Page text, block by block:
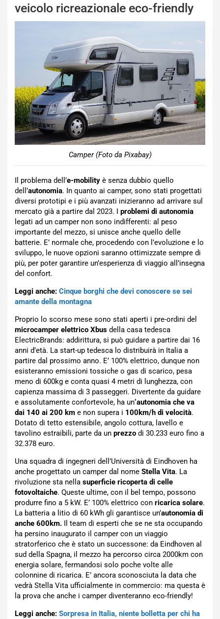
veicolo ricreazionale eco-friendly
Camper (Foto da Pixabay)
Il problema dell’e-mobility è senza dubbio quello
dell’autonomia. In quanto ai camper, sono stati progettati
diversi prototipi e i più avanzati inizieranno ad arrivare sul
mercato già a partire dal 2023. I problemi di autonomia
legati ad un camper non sono indifferenti: al peso
importante del mezzo, si unisce anche quello delle
batterie. E’ normale che, procedendo con l’evoluzione e lo
sviluppo, le nuove opzioni saranno ottimizzate sempre di
più, per poter garantire un’esperienza di viaggio all’insegna
del confort.
Leggi anche: Cinque borghi che devi conoscere se sei
amante della montagna
Proprio lo scorso mese sono stati aperti i pre-ordini del
microcamper elettrico Xbus della casa tedesca
ElectricBrands: addirittura, si può guidare a partire dai 16
anni d’età. La start-up tedesca lo distribuirà in Italia a
partire dal prossimo anno. E’ 100% elettrico, dunque non
esisteranno emissioni tossiche o gas di scarico, pesa
meno di 600kg e conta quasi 4 metri di lunghezza, con
capienza massima di 3 passeggeri. Divertente da guidare
e assolutamente confortevole, ha un‘autonomia che va
dai 140 ai 200 km e non supera i 100km/h di velocità.
Dotato di tetto estensibile, angolo cottura, lavello e
tavolino estraibili, parte da un prezzo di 30.233 euro fino a
32.378 euro.
Una squadra di ingegneri dell’Università di Eindhoven ha
anche progettato un camper dal nome Stella Vita. La
rivoluzione sta nella superficie ricoperta di celle
fotovoltaiche. Queste ultime, con il bel tempo, possono
produrre fino a 5 kW. E’ 100% elettrico con ricarica solare.
La batteria a litio di 60 kWh gli garantisce un’autonomia di
anche 600km.
Il team di esperti che se ne sta occupando
ha persino inaugurato il camper con un viaggio
stratorferico che è stato un successone: da Eindhoven al
sud della Spagna, il mezzo ha percorso circa 2000km con
energia solare, fermandosi solo poche volte alle
colonnine di ricarica. E’ ancora sconosciuta la data che
vedrà Stella Vita ufficialmente in commercio: ma questa è
la prova che anche i camper diventeranno eco-friendly!
Leggi anche: Sorpresa in Italia, niente bolletta per chi ha